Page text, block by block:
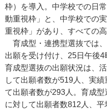
枠）を導入。中学校での日
動重視枠」と、中学校での
重視枠」があり、すべての
育成型・連携型選抜では
出願を受け付け、25日午後4
育成型選抜の出願状況は、
して出願者数が519人、実
て出願者数が293人。育成
に対して出願者数812人、平